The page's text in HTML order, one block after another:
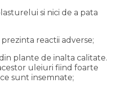
si nici de a pata
reactii adverse;
plante de inalta calitate.
uleiuri fiind foarte
sunt insemnate;